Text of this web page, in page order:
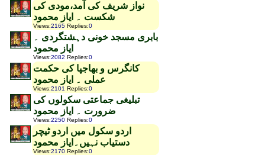
نواز شریف کی آمد،مودی کی
شکست ۔ ایاز محمود
Views:2165 Replies:0
بابری مسجد خونی دہشتگردی ۔
ایاز محمود
Views:2082 Replies:0
کانگرس و بھاجپا کی حکمت
عملی ۔ ایاز محمود
Views:2101 Replies:0
تبلیغی جماعتی سکولوں کی
ضرورت ۔ ایاز محمود
Views:2250 Replies:0
اردو سکول میں اردو ٹیچر
دستیاب نہیں۔ایاز محمود
Views:2170 Replies:0